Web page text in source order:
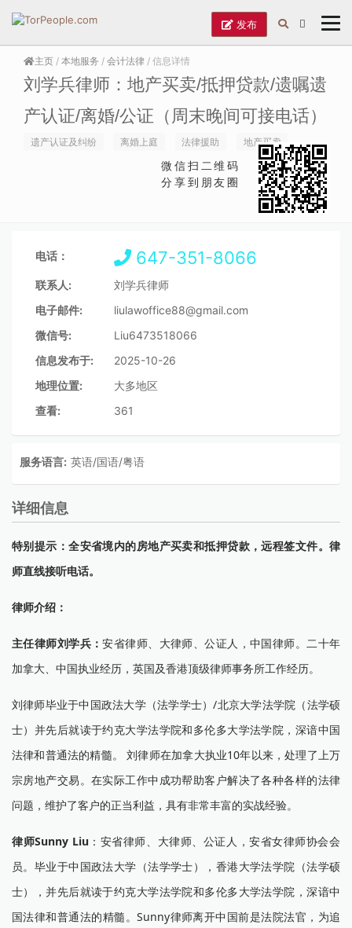
发布
主页 / 本地服务 / 会计法律 / 信息详情
刘学兵律师：地产买卖/抵押贷款/遗嘱遗
产认证/离婚/公证（周末晚间可接电话）
遗产认证及纠纷 离婚上庭 法律援助 地产买卖
微信扫二维码
分享到朋友圈
电话： 647-351-8066
联系人:
刘学兵律师
电子邮件:
liulawoffice88@gmail.com
微信号:
Liu6473518066
信息发布于:
2025-10-26
地理位置:
大多地区
查看:
361
服务语言: 英语/国语/粤语
详细信息
特别提示：全安省境内的房地产买卖和抵押贷款，远程签文件。律
师直线接听电话。
律师介绍：
主任律师刘学兵：安省律师、大律师、公证人，中国律师。二十年
加拿大、中国执业经历，英国及香港顶级律师事务所工作经历。
刘律师毕业于中国政法大学（法学学士）/北京大学法学院（法学硕
士）并先后就读于约克大学法学院和多伦多大学法学院，深谙中国
法律和普通法的精髓。 刘律师在加拿大执业10年以来，处理了上万
宗房地产交易。在实际工作中成功帮助客户解决了各种各样的法律
问题，维护了客户的正当利益，具有非常丰富的实战经验。
律师Sunny Liu：安省律师、大律师、公证人，安省女律师协会会
员。毕业于中国政法大学（法学学士），香港大学法学院（法学硕
士），并先后就读于约克大学法学院和多伦多大学法学院，深谙中
国法律和普通法的精髓。Sunny律师离开中国前是法院法官，为追